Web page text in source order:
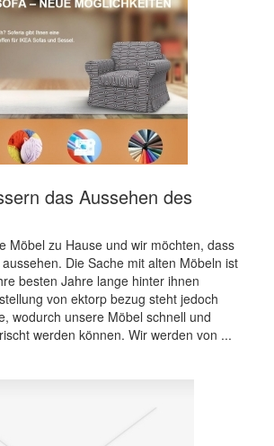
das Aussehen des
Möbel zu Hause und wir möchten, dass
Die Sache mit alten Möbeln ist
besten Jahre lange hinter ihnen
von ektorp bezug steht jedoch
wodurch unsere Möbel schnell und
werden können. Wir werden von ...